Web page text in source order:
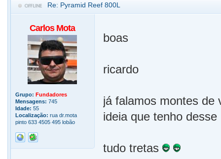
Re: Pyramid Reef 800L
Carlos Mota
Grupo: Fundadores
Mensagens: 745
Idade: 55
Localização: rua dr.mota
pinto 633 4505 495 lobão
boas
ricardo
já falamos montes de
ideia que tenho desse
tudo tretas